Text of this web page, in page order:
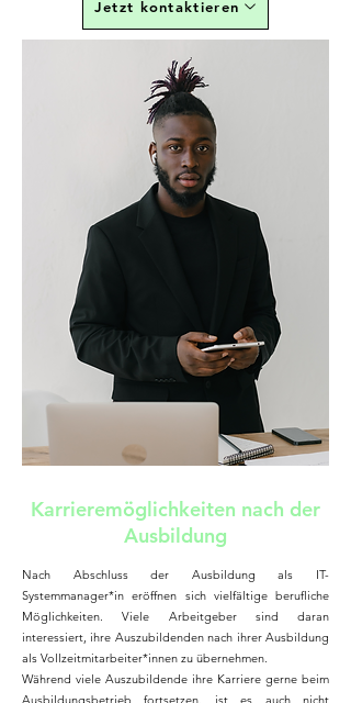
Jetzt kontaktieren
Karrieremöglichkeiten nach der
Ausbildung
Nach Abschluss der Ausbildung als IT-
Systemmanager*in eröffnen sich vielfältige berufliche
Möglichkeiten. Viele Arbeitgeber sind daran
interessiert, ihre Auszubildenden nach ihrer Ausbildung
als Vollzeitmitarbeiter*innen zu übernehmen.
Während viele Auszubildende ihre Karriere gerne beim
Ausbildungsbetrieb fortsetzen, ist es auch nicht